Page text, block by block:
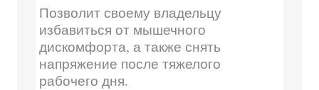
Позволит своему владельцу
избавиться от мышечного
дискомфорта, а также снять
напряжение после тяжелого
рабочего дня.